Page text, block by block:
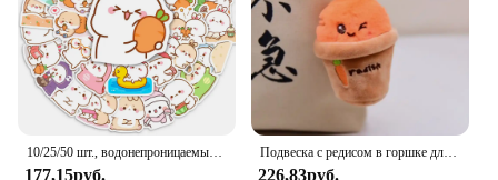
177,15руб.
Подвеска с редисом в горшке для девочек, подарок, автомобильный аксессуар, брелок для ключей в корейском стиле, брелок для ключей от автомобиля, выдвижной морковный брелок для ключей, подвеска для сумки
226,83руб.